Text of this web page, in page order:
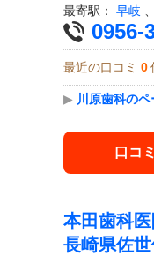
最寄駅： 早岐
0956-
最近の口コミ 0
▶ 川原歯科の
口コ
本田歯科
長崎県佐